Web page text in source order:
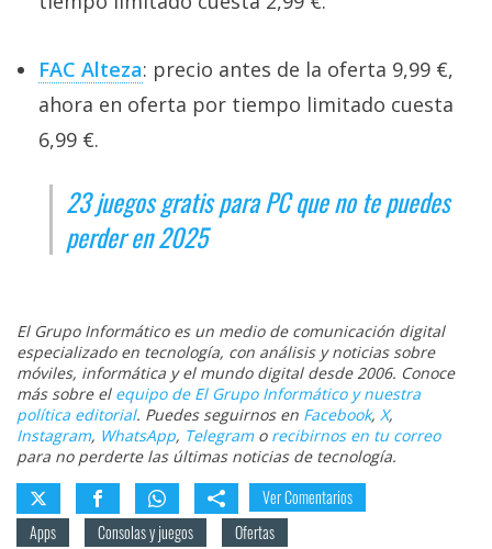
FAC Alteza: precio antes de la oferta 9,99 €,
ahora en oferta por tiempo limitado cuesta
6,99 €.
23 juegos gratis para PC que no te puedes
perder en 2025
El Grupo Informático es un medio de comunicación digital
especializado en tecnología, con análisis y noticias sobre
móviles, informática y el mundo digital desde 2006. Conoce
más sobre el equipo de El Grupo Informático y nuestra
política editorial. Puedes seguirnos en Facebook, X,
Instagram, WhatsApp, Telegramo recibirnos en tu correo
para no perderte las últimas noticias de tecnología.
Ver Comentarios
Apps
Consolas y juegos Ofertas